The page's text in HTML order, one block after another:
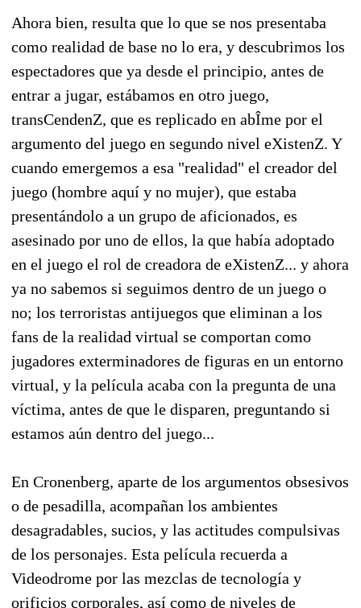
Ahora bien, resulta que lo que se nos presentaba
como realidad de base no lo era, y descubrimos los
espectadores que ya desde el principio, antes de
entrar a jugar, estábamos en otro juego,
transCendenZ, que es replicado en abÎme por el
argumento del juego en segundo nivel eXistenZ. Y
cuando emergemos a esa "realidad" el creador del
juego (hombre aquí y no mujer), que estaba
presentándolo a un grupo de aficionados, es
asesinado por uno de ellos, la que había adoptado
en el juego el rol de creadora de eXistenZ... y ahora
ya no sabemos si seguimos dentro de un juego o
no; los terroristas antijuegos que eliminan a los
fans de la realidad virtual se comportan como
jugadores exterminadores de figuras en un entorno
virtual, y la película acaba con la pregunta de una
víctima, antes de que le disparen, preguntando si
estamos aún dentro del juego...
En Cronenberg, aparte de los argumentos obsesivos
o de pesadilla, acompañan los ambientes
desagradables, sucios, y las actitudes compulsivas
de los personajes. Esta película recuerda a
Videodrome por las mezclas de tecnología y
orificios corporales, así como de niveles de